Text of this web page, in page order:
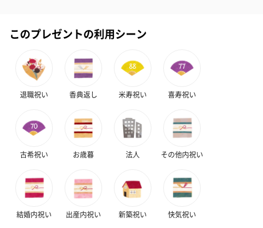
ノンカフェインフルー
ツティー（562円）
葉酸入りデカフェコー
ヒー（875円）
ベビーグッズ
出産祝いギフトへの＋αにおすすめです。新生児〜1歳ごろまでの
商品と同梱してお届けいたします。
このプレゼントの利用シーン
退職祝い 香典返し 米寿祝い 喜寿祝い
古希祝い お歳暮 法人 その他内祝い
結婚内祝い 出産内祝い 新築祝い 快気祝い